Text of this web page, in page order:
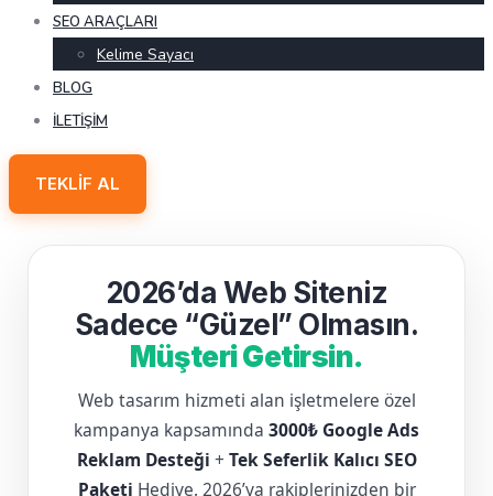
SEO ARAÇLARI
Kelime Sayacı
BLOG
İLETIŞIM
TEKLIF AL
2026’da Web Siteniz
Sadece “Güzel” Olmasın.
Müşteri Getirsin.
Web tasarım hizmeti alan işletmelere özel
kampanya kapsamında 3000₺ Google Ads
Reklam Desteği + Tek Seferlik Kalıcı SEO
Paketi Hediye. 2026’ya rakiplerinizden bir